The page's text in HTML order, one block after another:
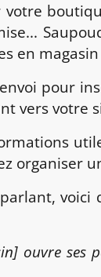
en magasin
pour
vers votre
organiser
voici
ouvre ses